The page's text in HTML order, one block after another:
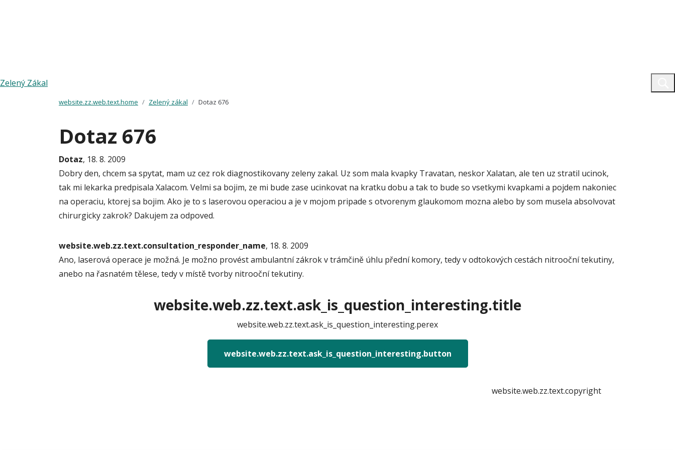
Zelený Zákal
website.zz.web.text.home Zelený zákal Dotaz 676
Dotaz 676
Dotaz, 18. 8. 2009
Dobry den, chcem sa spytat, mam uz cez rok diagnostikovany zeleny zakal. Uz som mala kvapky Travatan, neskor Xalatan, ale ten uz stratil ucinok,
tak mi lekarka predpisala Xalacom. Velmi sa bojim, ze mi bude zase ucinkovat na kratku dobu a tak to bude so vsetkymi kvapkami a pojdem nakoniec
na operaciu, ktorej sa bojim. Ako je to s laserovou operaciou a je v mojom pripade s otvorenym glaukomom mozna alebo by som musela absolvovat
chirurgicky zakrok? Dakujem za odpoved.
website.web.zz.text.consultation_responder_name, 18. 8. 2009
Ano, laserová operace je možná. Je možno provést ambulantní zákrok v trámčině úhlu přední komory, tedy v odtokových cestách nitrooční tekutiny,
anebo na řasnatém tělese, tedy v místě tvorby nitrooční tekutiny.
website.web.zz.text.ask_is_question_interesting.title
website.web.zz.text.ask_is_question_interesting.perex
website.web.zz.text.ask_is_question_interesting.button
website.web.zz.text.copyright